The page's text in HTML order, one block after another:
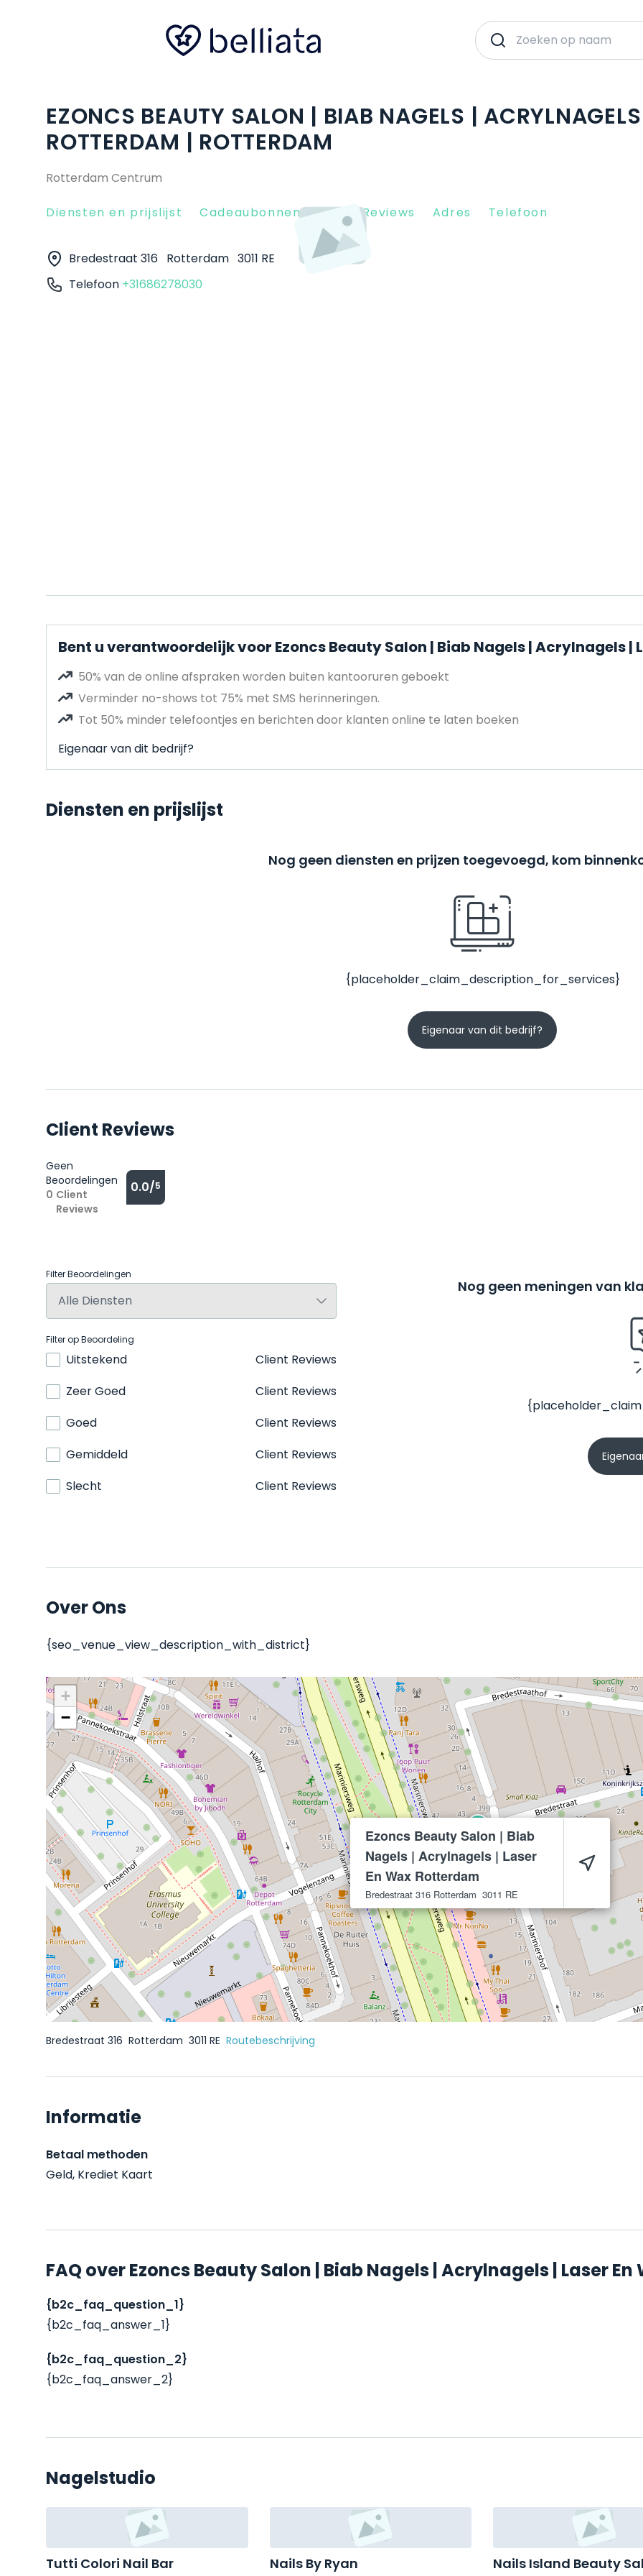
EZONCS BEAUTY SALON | BIAB NAGELS |
ROTTERDAM | ROTTERDAM
Rotterdam Centrum
Diensten en prijslijst Cadeaubonnen Client Reviews Adres Telefoon
Bredestraat 316 Rotterdam 3011 RE
Telefoon +31686278030
Bent u verantwoordelijk voor Ezoncs Beauty Salon | Biab Nagels | Acrylnagels |
50% van de online afspraken worden buiten kantooruren geboekt
Verminder no-shows tot 75% met SMS herinneringen.
Tot 50% minder telefoontjes en berichten door klanten online te laten boeken
Eigenaar van dit bedrijf?
Diensten en prijslijst
Nog geen diensten en prijzen toegevoegd, kom
{placeholder_claim_description_for_services}
Eigenaar van dit bedrijf?
Client Reviews
Geen
Beoordelingen
0 Client
Reviews
0.0/5
Filter Beoordelingen
Filter op Beoordeling
Uitstekend
Client Reviews
Zeer Goed
Client Reviews
Goed
Client Reviews
Gemiddeld
Client Reviews
Slecht
Client Reviews
Nog geen meningen van
Over Ons
{seo_venue_view_description_with_district}
Ezoncs Beauty Salon | Biab
Nagels | Acrylnagels | Laser
En Wax Rotterdam
Bredestraat 316 Rotterdam 3011 RE
+
−
Bredestraat 316 Rotterdam 3011 RE Routebeschrijving
Informatie
Betaal methoden
Geld, Krediet Kaart
FAQ over Ezoncs Beauty Salon | Biab Nagels | Acrylnagels | Laser
{b2c_faq_question_1}
{b2c_faq_answer_1}
{b2c_faq_question_2}
{b2c_faq_answer_2}
Nagelstudio
Tutti Colori Nail Bar Nails By Ryan Nails Island Beauty